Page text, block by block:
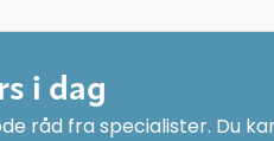
i dag
råd fra specialister. Du